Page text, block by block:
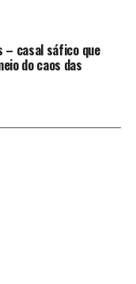
– casal sáfico que
do caos das